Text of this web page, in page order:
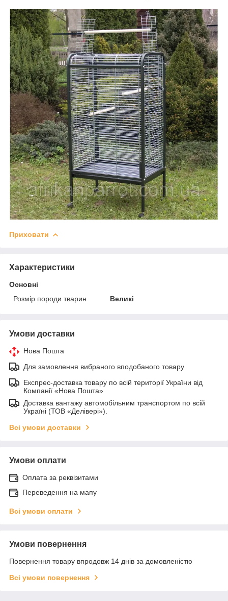
Приховати
Характеристики
Основні
Розмір породи тварин
Великі
Умови доставки
Нова Пошта
Для замовлення вибраного вподобаного товару
Експрес-доставка товару по всій території України від
Компанії «Нова Пошта»
Доставка вантажу автомобільним транспортом по всій
Україні (ТОВ «Делівері»).
Всі умови доставки
Умови оплати
Оплата за реквізитами
Переведення на мапу
Всі умови оплати
Умови повернення
Повернення товару впродовж 14 днів за домовленістю
Всі умови повернення